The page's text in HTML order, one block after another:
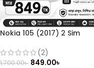
Nokia 105 (2017) 2 Sim
(2)
1,700.00৳ 849.00৳